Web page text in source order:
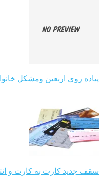
پیاده روی اربعین ومشکل
سقف جدید کارت به کارت و